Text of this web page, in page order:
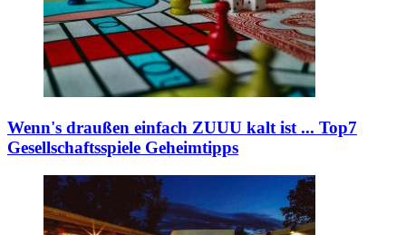
Wenn's draußen einfach ZUUU kalt ist ... Top7
Gesellschaftsspiele Geheimtipps